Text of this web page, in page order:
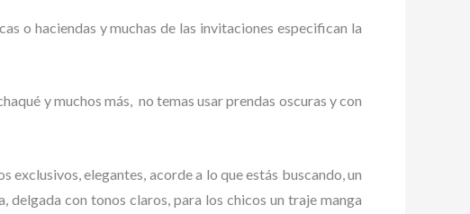
o haciendas y muchas de las invitaciones especifican la
y muchos más, no temas usar prendas oscuras y con
exclusivos, elegantes, acorde a lo que estás buscando, un
con tonos claros, para los chicos un traje manga